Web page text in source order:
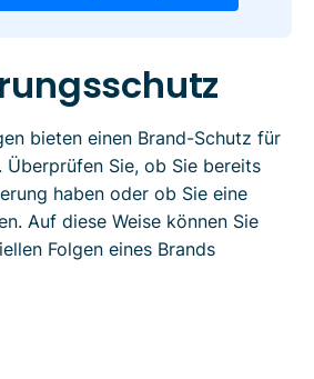
bieten einen Brand-Schutz für
Überprüfen Sie, ob Sie bereits
haben oder ob Sie eine
Auf diese Weise können Sie
Folgen eines Brands